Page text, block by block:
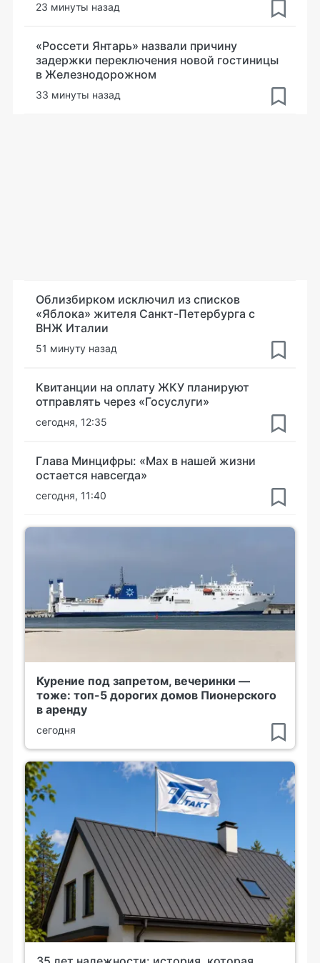
23 минуты назад
«Россети Янтарь» назвали причину
задержки переключения новой гостиницы
в Железнодорожном
33 минуты назад
Облизбирком исключил из списков
«Яблока» жителя Санкт-Петербурга с
ВНЖ Италии
51 минуту назад
Квитанции на оплату ЖКУ планируют
отправлять через «Госуслуги»
сегодня, 12:35
Глава Минцифры: «Мах в нашей жизни
остается навсегда»
сегодня, 11:40
Курение под запретом, вечеринки —
тоже: топ-5 дорогих домов Пионерского
в аренду
сегодня